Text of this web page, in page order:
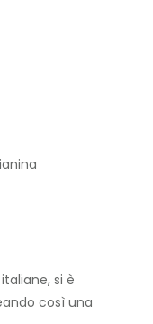
si è
così una